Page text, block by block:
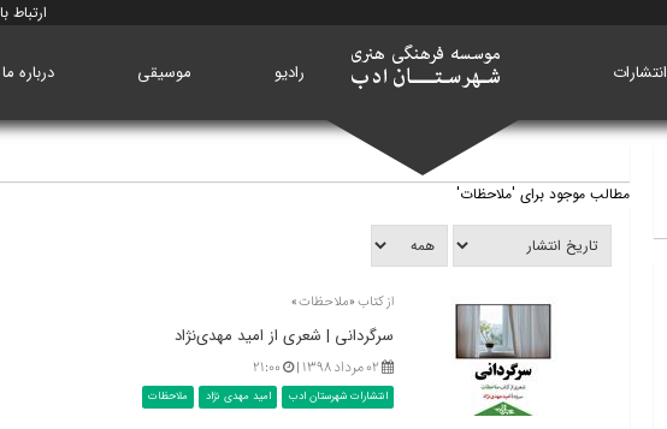
ارتباط
انتشارات خانه رادیو موسیقی درباره ما
مطالب موجود برای 'ملاحظات'
از کتاب «ملاحظات»
سرگردانی | شعری از امید مهدی‌نژاد
۰۲ مرداد ۱۳۹۸ | ۲۱:۰۰
انتشارات شهرستان ادب امید مهدی نژاد ملاحظات